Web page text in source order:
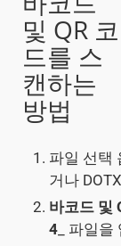
및 QR 코
드를 스
캔하는
방법
파일 선택
거나
바코드 및
4 _ 파일